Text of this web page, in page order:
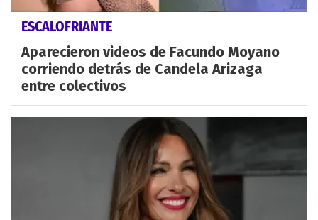
ESCALOFRIANTE
Aparecieron videos de Facundo Moyano
corriendo detrás de Candela Arizaga
entre colectivos